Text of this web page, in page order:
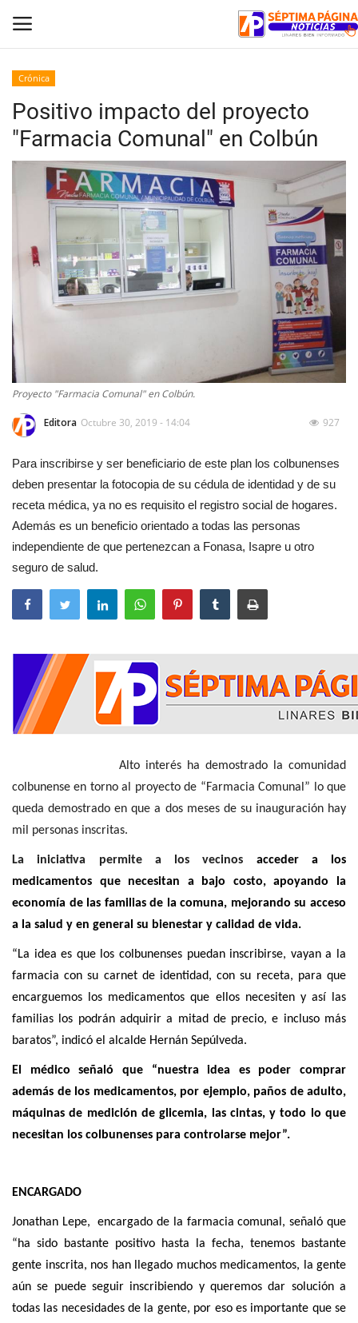
Inicio
Crónica
Policial
Tribunales
Deporte
Política
Espectáculos
Crónica
Positivo impacto del proyecto
"Farmacia Comunal" en Colbún
Proyecto "Farmacia Comunal" en Colbún.
Editora Octubre 30, 2019 - 14:04 927
Para inscribirse y ser beneficiario de este plan los colbunenses
deben presentar la fotocopia de su cédula de identidad y de su
receta médica, ya no es requisito el registro social de hogares.
Además es un beneficio orientado a todas las personas
independiente de que pertenezcan a Fonasa, Isapre u otro
seguro de salud.
Alto interés ha demostrado la comunidad
colbunense en torno al proyecto de “Farmacia Comunal” lo que
queda demostrado en que a dos meses de su inauguración hay
mil personas inscritas.
La iniciativa permite a los vecinos acceder a los
medicamentos que necesitan a bajo costo, apoyando la
economía de las familias de la comuna, mejorando su acceso
a la salud y en general su bienestar y calidad de vida.
“La idea es que los colbunenses puedan inscribirse, vayan a la
farmacia con su carnet de identidad, con su receta, para que
encarguemos los medicamentos que ellos necesiten y así las
familias los podrán adquirir a mitad de precio, e incluso más
baratos”, indicó el alcalde Hernán Sepúlveda.
El médico señaló que “nuestra idea es poder comprar
además de los medicamentos, por ejemplo, paños de adulto,
máquinas de medición de glicemia, las cintas, y todo lo que
necesitan los colbunenses para controlarse mejor”.
ENCARGADO
Jonathan Lepe, encargado de la farmacia comunal, señaló que
“ha sido bastante positivo hasta la fecha, tenemos bastante
gente inscrita, nos han llegado muchos medicamentos, la gente
aún se puede seguir inscribiendo y queremos dar solución a
todas las necesidades de la gente, por eso es importante que se